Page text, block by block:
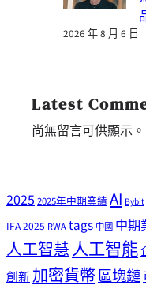
2026 年 8 月 6 日
Latest
尚無留言可供顯示。
20252025年中期業績AI Bybit
IFA 2025 RWAtags 中國 中期
人工智慧人工智能
創新加密貨幣區塊鏈